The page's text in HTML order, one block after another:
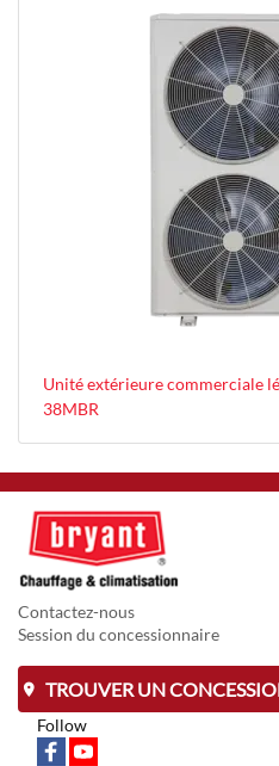
Unité extérieure commerciale
38MBR
Contactez-nous
Session du concessionnaire
TROUVER UN
Follow